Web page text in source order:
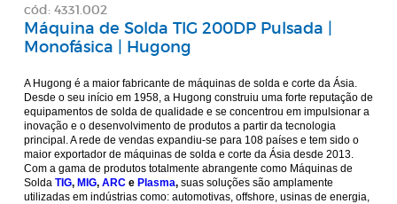
cód: 4331.002
Máquina de Solda TIG 200DP Pulsada |
Monofásica | Hugong
A Hugong é a maior fabricante de máquinas de solda e corte da Ásia.
Desde o seu início em 1958, a Hugong construiu uma forte reputação de
equipamentos de solda de qualidade e se concentrou em impulsionar a
inovação e o desenvolvimento de produtos a partir da tecnologia
principal. A rede de vendas expandiu-se para 108 países e tem sido o
maior exportador de máquinas de solda e corte da Ásia desde 2013.
Com a gama de produtos totalmente abrangente como Máquinas de
Solda TIG, MIG, ARC e Plasma, suas soluções são amplamente
utilizadas em indústrias como: automotivas, offshore, usinas de energia,